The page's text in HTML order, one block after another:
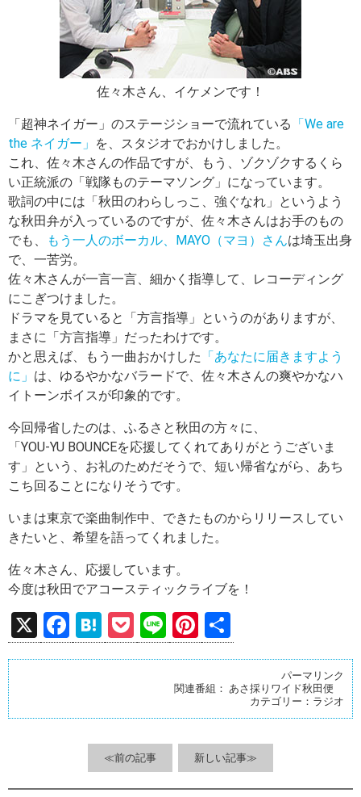
佐々木さん、イケメンです！
「超神ネイガー」のステージショーで流れている 「We are
the ネイガー」 を、スタジオでおかけしました。
これ、佐々木さんの作品ですが、もう、ゾクゾクするくら
い正統派の「戦隊ものテーマソング」になっています。
歌詞の中には「秋田のわらしっこ、強ぐなれ」というよう
な秋田弁が入っているのですが、佐々木さんはお手のもの
でも、
もう一人のボーカル、MAYO（マヨ）さんは埼玉出身
で、一苦労。
佐々木さんが一言一言、細かく指導して、レコーディング
にこぎつけました。
ドラマを見ていると「方言指導」というのがありますが、
まさに「方言指導」だったわけです。
かと思えば、もう一曲おかけした 「あなたに届きますよう
に」 は、ゆるやかなバラードで、佐々木さんの爽やかなハ
イトーンボイスが印象的です。
今回帰省したのは、ふるさと秋田の方々に、
「YOU-YU BOUNCEを応援してくれてありがとうございま
す」という、お礼のためだそうで、短い帰省ながら、あち
こち回ることになりそうです。
いまは東京で楽曲制作中、できたものからリリースしてい
きたいと、希望を語ってくれました。
佐々木さん、応援しています。
今度は秋田でアコースティックライブを！
X
F
a
o
k
H
at
a
P
o
Li
n
e
Pi
nt
er
es
t
有
パーマリンク
関連番組： あさ採りワイド秋田便
カテゴリー： ラジオ
≪前の記事 新しい記事≫